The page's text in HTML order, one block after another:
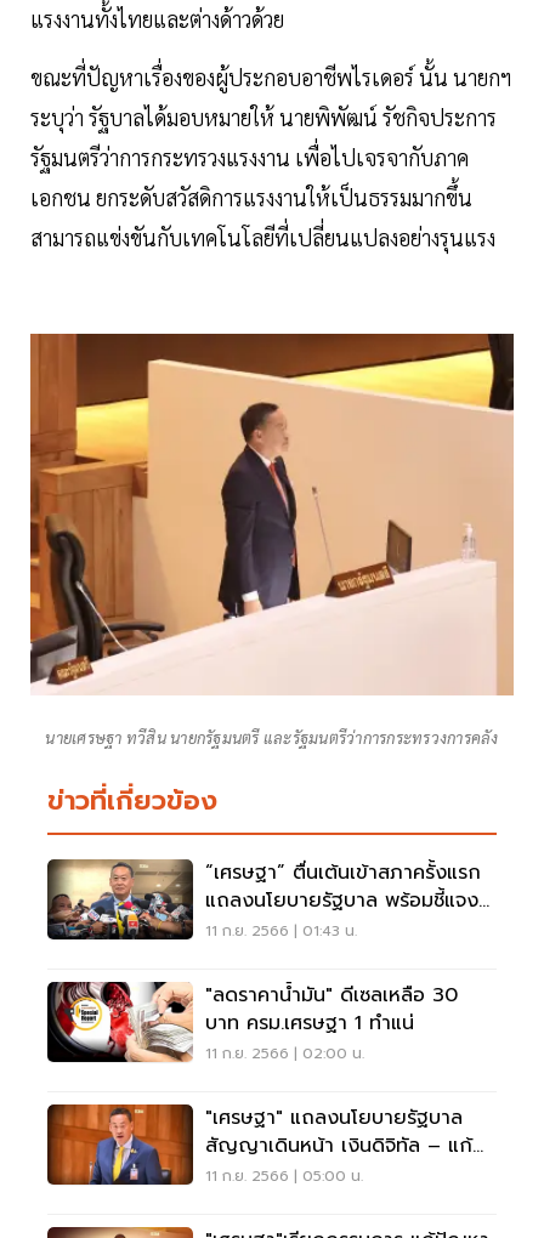
แรงงานทั้งไทยและต่างด้าวด้วย
ขณะที่ปัญหาเรื่องของผู้ประกอบอาชีพไรเดอร์ นั้น นายกฯ
ระบุว่า รัฐบาลได้มอบหมายให้ นายพิพัฒน์ รัชกิจประการ
รัฐมนตรีว่าการกระทรวงแรงงาน เพื่อไปเจรจากับภาค
เอกชน ยกระดับสวัสดิการแรงงานให้เป็นธรรมมากขึ้น
สามารถแข่งขันกับเทคโนโลยีที่เปลี่ยนแปลงอย่างรุนแรง
นายเศรษฐา ทวีสิน นายกรัฐมนตรี และรัฐมนตรีว่าการกระทรวงการคลัง
ข่าวที่เกี่ยวข้อง
“เศรษฐา” ตื่นเต้นเข้าสภาครั้งแรก
แถลงนโยบายรัฐบาล พร้อมชี้แจง
เงินดิจิทัล
11 ก.ย. 2566 | 01:43 น.
"ลดราคาน้ำมัน" ดีเซลเหลือ 30
บาท ครม.เศรษฐา 1 ทำแน่
11 ก.ย. 2566 | 02:00 น.
"เศรษฐา" แถลงนโยบายรัฐบาล
สัญญาเดินหน้า เงินดิจิทัล – แก้
รัฐธรรมนูญ
11 ก.ย. 2566 | 05:00 น.